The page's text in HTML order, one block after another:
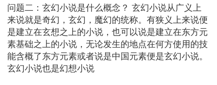
问题二：玄幻小说是什么概念？ 玄幻小说从广义上
来说就是奇幻，玄幻，魔幻的统称。有狭义上来说便
是建立在玄想之上的小说，也可以说是建立在东方元
素基础之上的小说，无论发生的地点在何方使用的技
能含概了东方元素或者说是中国元素便是玄幻小说。
玄幻小说也是幻想小说